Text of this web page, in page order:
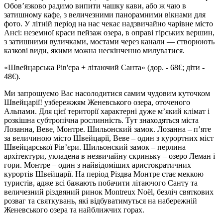
Обов’язково радимо випити чашку кави, або ж чаю в
затишному кафе, з величезними панорамними вікнами для
фото. У літній період на нас чекає надзвичайно чарівне місто
Ансі: неземної краси пейзаж озера, в оправі гірських вершин,
з затишними вуличками, мостами через канали — створюють
казкові види, якими можна нескінченно милуватися.
«Швейцарська Рів'єра + літаючий Санта» (дор. - 68€; діти -
48€).
Ми запрошуємо Вас насолодитися самим чудовим куточком
Швейцарії! узбережжям Женевського озера, оточеного
Альпами. Для цієї території характерні дуже м’який клімат і
розкішна субтропічна рослинність. Тут знаходяться міста
Лозанна, Веве, Монтре. Шильонский замок. Лозанна – п’яте
за величиною місто Швейцарії, Веве – один з курортних міст
Швейцарської Рів’єри. Шильонский замок – перлина
архітектури, укладена в незвичайну скриньку – озеро Леман і
гори. Монтре – один з найвідоміших аристократичних
курортів Швейцарії. На період Різдва Монтре стає меккою
туристів, адже всі бажають побачити літаючого Санту та
величезний різдвяний ринок Montreux Noël, безліч святкових
розваг та святкувань, які відбуватимуться на набережній
Женевського озера та найближчих горах.